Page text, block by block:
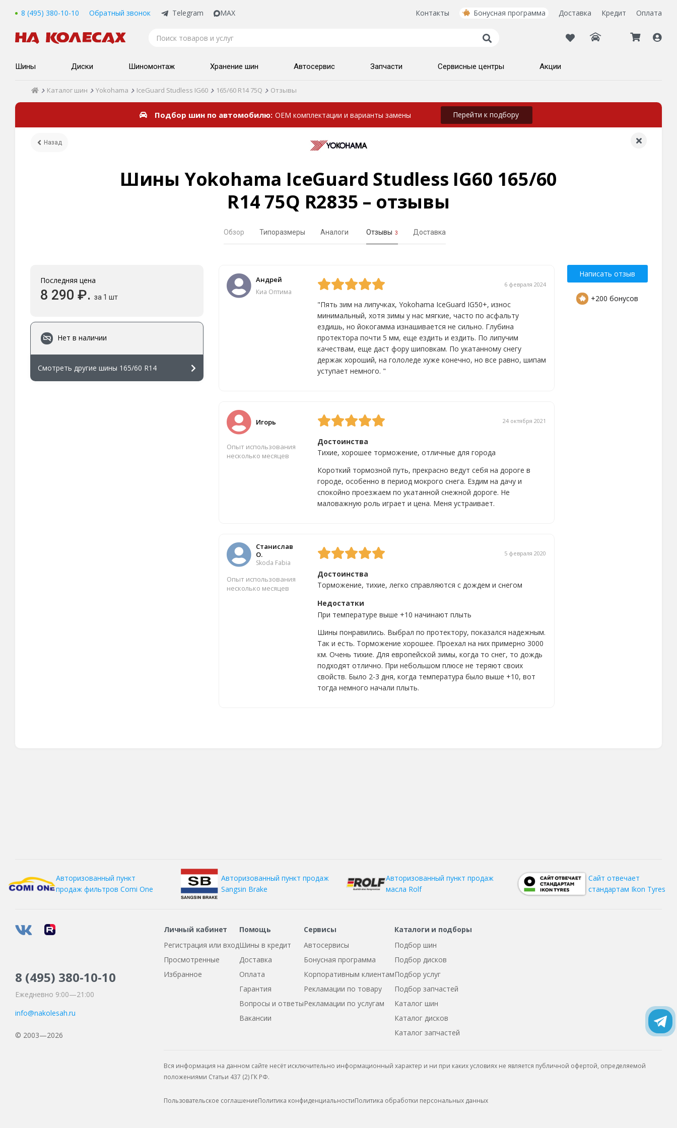
8 (495) 380-10-10 Обратный звонок Telegram MAX Контакты Бонусная программа Доставка Кредит Оплата
Шины Диски Шиномонтаж Хранение шин Автосервис Запчасти Сервисные центры Акции
Каталог шин Yokohama IceGuard Studless IG60 165/60 R14 75Q Отзывы
Подбор шин по автомобилю OEM комплектации и варианты замены Перейти к подбору
Назад
Шины Yokohama IceGuard Studless IG60 165/60
R14 75Q R2835 – отзывы
Обзор Типоразмеры Аналоги Отзывы 3 Доставка
Последняя цена
8 290 ₽. за 1 шт
Нет в наличии
Смотреть другие шины 165/60 R14
Андрей
Киа Оптима
6 февраля 2024
"Пять зим на липучках, Yokohama IceGuard IG50+, износ
минимальный, хотя зимы у нас мягкие, часто по асфальту
ездишь, но йокогамма изнашивается не сильно. Глубина
протектора почти 5 мм, еще ездить и ездить. По липучим
качествам, еще даст фору шиповкам. По укатанному снегу
держак хороший, на гололеде хуже конечно, но все равно, шипам
уступает немного. "
Игорь
Опыт использования
несколько месяцев
24 октября 2021
Достоинства
Тихие, хорошее торможение, отличные для города
Короткий тормозной путь, прекрасно ведут себя на дороге в
городе, особенно в период мокрого снега. Ездим на дачу и
спокойно проезжаем по укатанной снежной дороге. Не
маловажную роль играет и цена. Меня устраивает.
Станислав
О.
Skoda Fabia
Опыт использования
несколько месяцев
5 февраля 2020
Достоинства
Торможение, тихие, легко справляются с дождем и снегом
Недостатки
При температуре выше +10 начинают плыть
Шины понравились. Выбрал по протектору, показался надежным.
Так и есть. Торможение хорошее. Проехал на них примерно 3000
км. Очень тихие. Для европейской зимы, когда то снег, то дождь
подходят отлично. При небольшом плюсе не теряют своих
свойств. Было 2-3 дня, когда температура было выше +10, вот
тогда немного начали плыть.
Написать отзыв
+200 бонусов
Авторизованный пункт
продаж фильтров Comi One
Авторизованный пункт продаж
Sangsin Brake
Авторизованный пункт продаж
масла Rolf
Сайт отвечает
стандартам Ikon Tyres
8 (495) 380-10-10
Ежедневно 9:00—21:00
info@nakolesah.ru
© 2003—2026
Личный кабинет
Регистрация или вход
Просмотренные
Избранное
Помощь
Шины в кредит
Доставка
Оплата
Гарантия
Вопросы и ответы
Вакансии
Сервисы
Автосервисы
Бонусная программа
Корпоративным клиентам
Рекламации по товару
Рекламации по услугам
Каталоги и подборы
Подбор шин
Подбор дисков
Подбор услуг
Подбор запчастей
Каталог шин
Каталог дисков
Каталог запчастей
Вся информация на данном сайте несёт исключительно информационный характер и ни при каких условиях не является публичной офертой, определяемой
положениями Статьи 437 (2) ГК РФ.
Пользовательское соглашениеПолитика конфиденциальностиПолитика обработки персональных данных